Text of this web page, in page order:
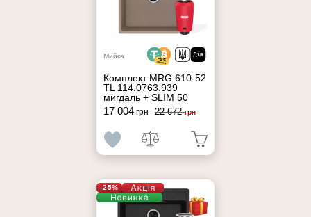
Мийка
Комплект MRG 610-52
TL 114.0763.939
мигдаль + SLIM 50
17 004 грн 22 672грн
-25%